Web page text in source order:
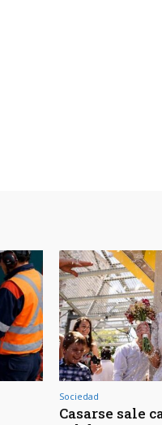
Sociedad
Casarse sale